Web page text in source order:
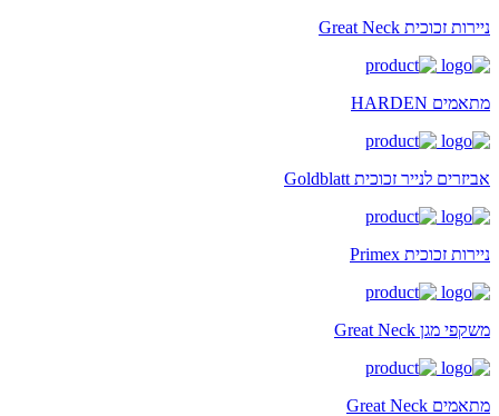
ניירות זכוכית Great Neck
מתאמים HARDEN
אביזרים לנייר זכוכית Goldblatt
ניירות זכוכית Primex
משקפי מגן Great Neck
מתאמים Great Neck